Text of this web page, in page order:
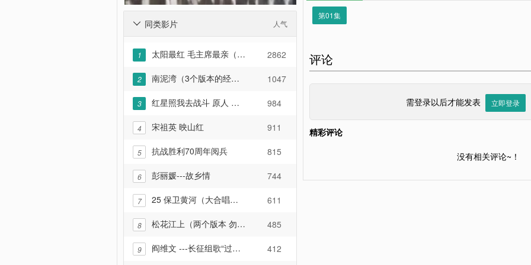
同类影片 人气

1 太阳最红 毛主席最亲（原版经典演唱） 2862
2 南泥湾（3个版本的经典歌曲） 1047
3 红星照我去战斗 原人 原唱 原电影画面 984
4 宋祖英 映山红 911
5 抗战胜利70周年阅兵 815
6 彭丽媛---故乡情 744
7 25 保卫黄河（大合唱）【《东方红》选曲】 611
8 松花江上（两个版本 勿忘国耻九.一八） 485
9 阎维文 ---长征组歌“过雪山草地” 412
第01集
评论
需登录以后才能发表 立即登录
精彩评论
没有相关评论~！